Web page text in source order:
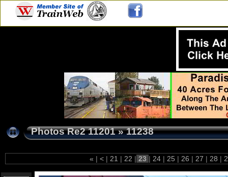
Photos Re2 11201»11238
« | < | 21 | 22 | 23 | 24 | 25 | 26 | 27 | 28 |